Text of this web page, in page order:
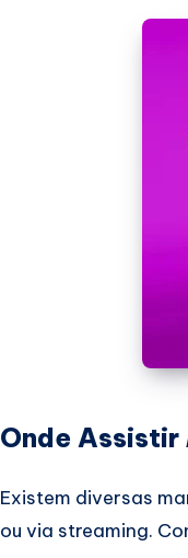
Onde Assistir
Existem diversas
ou via streaming.